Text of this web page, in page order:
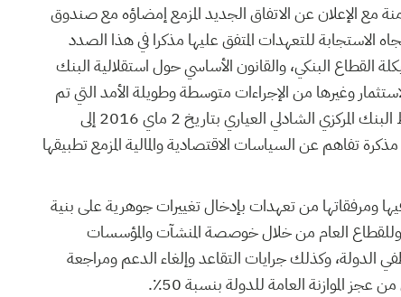
مع الإعلان عن الاتفاق الجديد المزمع إمضاؤه مع صندوق
للتعهدات المتفق عليها مذكرا في هذا الصدد
القطاع البنكي، والقانون الأساسي حول استقلالية البنك
وغيرها من الإجراءات متوسطة وطويلة الأمد التي تم
تفصيلها في رسالة النوايا الموجهة من وزير المالية ومحافظ البنك المركزي الشادلي العياري بتاريخ 2 ماي 2016 إلى
تفاهم عن السياسات الاقتصادية والمالية المزمع تطبيقها
ومرفقاتها من تعهدات بإدخال تغييرات جوهرية على بنية
وللقطاع العام من خلال خوصصة المنشآت والمؤسسات
وكذلك جرايات التقاعد وإلغاء الدعم ومراجعة
العامة للدولة بنسبة 50٪.